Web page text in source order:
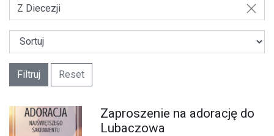
Z Diecezji
Filtruj Reset
Zaproszenie na adorację do
Lubaczowa